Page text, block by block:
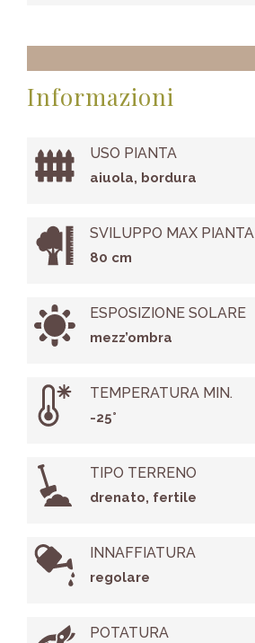
Informazioni
USO PIANTA
aiuola, bordura
SVILUPPO MAX PIANTA
80 cm
ESPOSIZIONE SOLARE
mezz’ombra
TEMPERATURA MIN.
-25°
TIPO TERRENO
drenato, fertile
INNAFFIATURA
regolare
POTATURA